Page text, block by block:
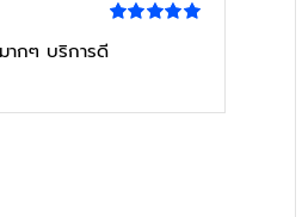
ากๆ บริการดี